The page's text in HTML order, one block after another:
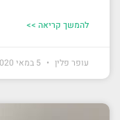
להמשך קריאה >>
עופר פלין